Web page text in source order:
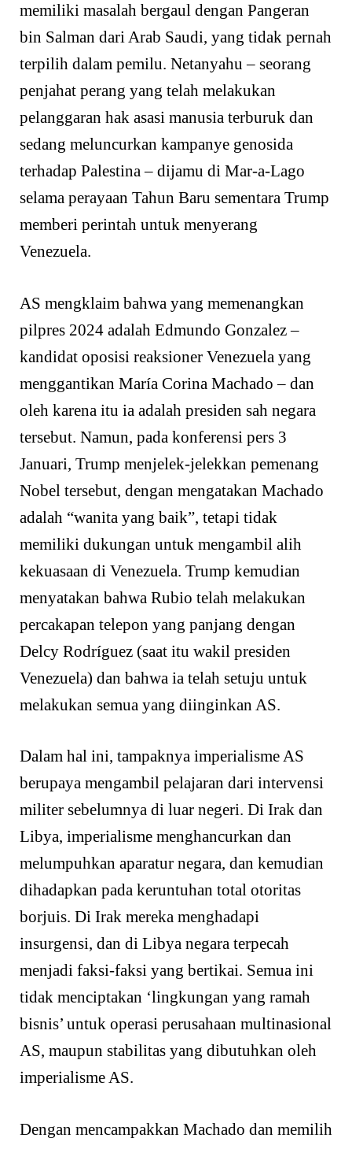
memiliki masalah bergaul dengan Pangeran
bin Salman dari Arab Saudi, yang tidak pernah
terpilih dalam pemilu. Netanyahu – seorang
penjahat perang yang telah melakukan
pelanggaran hak asasi manusia terburuk dan
sedang meluncurkan kampanye genosida
terhadap Palestina – dijamu di Mar-a-Lago
selama perayaan Tahun Baru sementara Trump
memberi perintah untuk menyerang
Venezuela.
AS mengklaim bahwa yang memenangkan
pilpres 2024 adalah Edmundo Gonzalez –
kandidat oposisi reaksioner Venezuela yang
menggantikan María Corina Machado – dan
oleh karena itu ia adalah presiden sah negara
tersebut. Namun, pada konferensi pers 3
Januari, Trump menjelek-jelekkan pemenang
Nobel tersebut, dengan mengatakan Machado
adalah “wanita yang baik”, tetapi tidak
memiliki dukungan untuk mengambil alih
kekuasaan di Venezuela. Trump kemudian
menyatakan bahwa Rubio telah melakukan
percakapan telepon yang panjang dengan
Delcy Rodríguez (saat itu wakil presiden
Venezuela) dan bahwa ia telah setuju untuk
melakukan semua yang diinginkan AS.
Dalam hal ini, tampaknya imperialisme AS
berupaya mengambil pelajaran dari intervensi
militer sebelumnya di luar negeri. Di Irak dan
Libya, imperialisme menghancurkan dan
melumpuhkan aparatur negara, dan kemudian
dihadapkan pada keruntuhan total otoritas
borjuis. Di Irak mereka menghadapi
insurgensi, dan di Libya negara terpecah
menjadi faksi-faksi yang bertikai. Semua ini
tidak menciptakan ‘lingkungan yang ramah
bisnis’ untuk operasi perusahaan multinasional
AS, maupun stabilitas yang dibutuhkan oleh
imperialisme AS.
Dengan mencampakkan Machado dan memilih